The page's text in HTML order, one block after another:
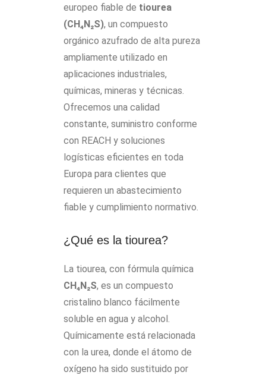
europeo fiable de tiourea
(CH₄N₂S), un compuesto
orgánico azufrado de alta pureza
ampliamente utilizado en
aplicaciones industriales,
químicas, mineras y técnicas.
Ofrecemos una calidad
constante, suministro conforme
con REACH y soluciones
logísticas eficientes en toda
Europa para clientes que
requieren un abastecimiento
fiable y cumplimiento normativo.
¿Qué es la tiourea?
La tiourea, con fórmula química
CH₄N₂S, es un compuesto
cristalino blanco fácilmente
soluble en agua y alcohol.
Químicamente está relacionada
con la urea, donde el átomo de
oxígeno ha sido sustituido por